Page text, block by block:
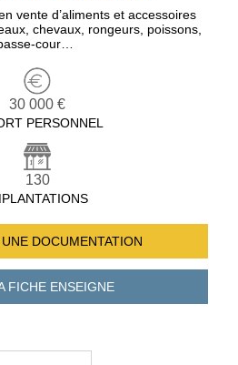
vente d’aliments et accessoires
chevaux, rongeurs, poissons,
cour…
30 000 €
PERSONNEL
130
DOCUMENTATION
FICHEENSEIGNE